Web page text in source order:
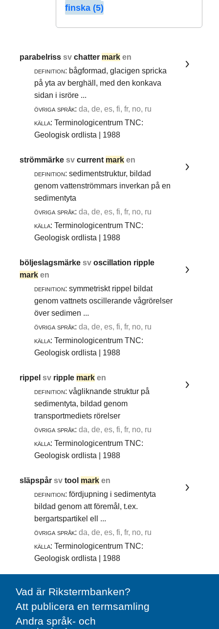
finska (5)
parabelrisssvchatter mark en
definition: bågformad, glacigen spricka
på yta av berghäll, med den konkava
sidan i isröre ...
övriga språk: da, de, es, fi, fr, no, ru
källa: Terminologicentrum TNC:
Geologisk ordlista | 1988
strömmärkesvcurrent mark en
definition: sedimentstruktur, bildad
genom vattenströmmars inverkan på en
sedimentyta
övriga språk: da, de, es, fi, fr, no, ru
källa: Terminologicentrum TNC:
Geologisk ordlista | 1988
böljeslagsmärkesvoscillation ripple
mark en
definition: symmetriskt rippel bildat
genom vattnets oscillerande vågrörelser
över sedimen ...
övriga språk: da, de, es, fi, fr, no, ru
källa: Terminologicentrum TNC:
Geologisk ordlista | 1988
rippelsv ripple mark en
definition: vågliknande struktur på
sedimentyta, bildad genom
transportmediets rörelser
övriga språk: da, de, es, fi, fr, no, ru
källa: Terminologicentrum TNC:
Geologisk ordlista | 1988
släpspårsvtool mark en
definition: fördjupning i sedimentyta
bildad genom att föremål, t.ex.
bergartspartikel ell ...
övriga språk: da, de, es, fi, fr, no, ru
källa: Terminologicentrum TNC:
Geologisk ordlista | 1988
Vad är Rikstermbanken?
Att publicera en termsamling
Andra språk- och